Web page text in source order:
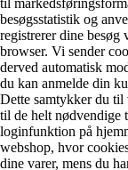
besøgsstatistik og
registrerer dine besøg
browser. Vi sender
derved automatisk
du kan anmelde din
Dette samtykker du
til de helt nødvendige
loginfunktion på
webshop, hvor
dine varer, mens du